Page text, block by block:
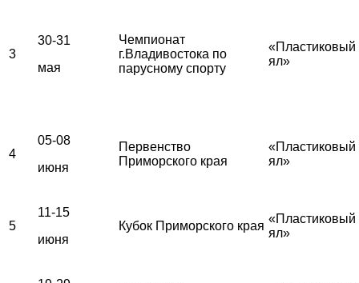
3
30-31
мая
Чемпионат
г.Владивостока по
парусному спорту
«Пластиковый
ял»
4
05-08
июня
Первенство
Приморского края
«Пластиковый
ял»
5
11-15
июня
Кубок Приморского края
«Пластиковый
ял»